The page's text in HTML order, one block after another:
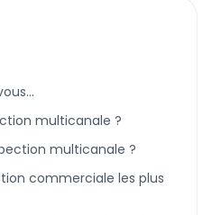
multicanale ?
multicanale ?
commerciale les plus